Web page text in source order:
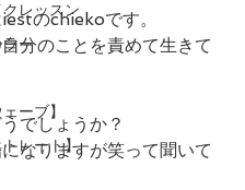
クレッスン
ラー
ーブ】
レート】
のchiekoです。
分のことを責めて生きて
でしょうか？
なりますが笑って聞いて